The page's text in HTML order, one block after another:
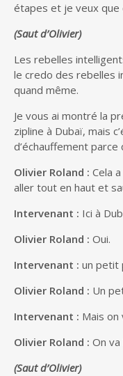
étapes et je veux que
(Saut d’Olivier)
Les rebelles
le credo des rebelles
quand même.
Je vous ai montré la
zipline à Dubaï, mais
d’échauffement
Olivier Roland : Cela
aller tout en haut et
Intervenant : Ici à
Olivier Roland : Oui.
Intervenant : un petit
Olivier Roland : Un
Intervenant : Mais on
Olivier Roland : On
(Saut d’Olivier)